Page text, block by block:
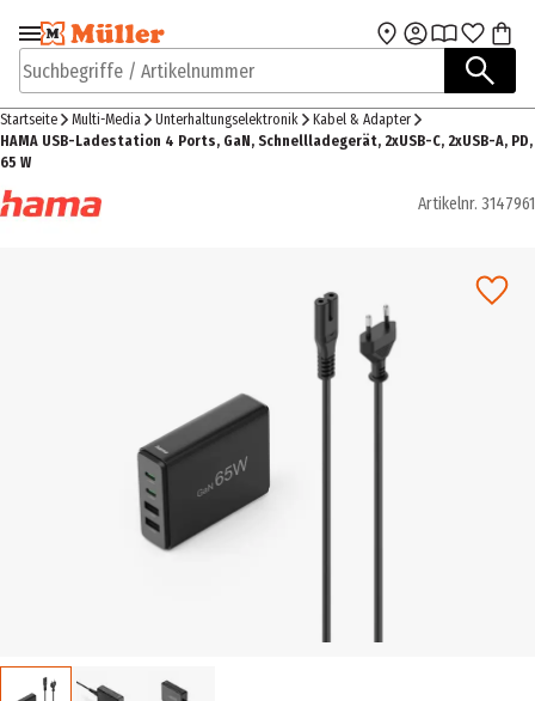
Zur Navigation
springen
Zum Hauptinhalt
Suchbegriffe / Artikelnummer
Startseite Multi-Media Unterhaltungselektronik
Kabel & Adapter
HAMA USB-Ladestation 4 Ports, GaN, Schnellladegerät, 2xUSB-C, 2xUSB-A, PD,
65 W
Artikelnr. 3147961